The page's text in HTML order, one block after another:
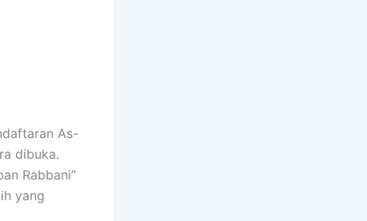
As-
dibuka.
Rabbani”
yang